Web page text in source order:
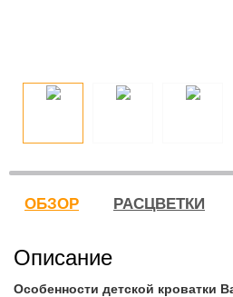
ОБЗОР РАСЦВЕТКИ
Описание
Особенности детской кроватки